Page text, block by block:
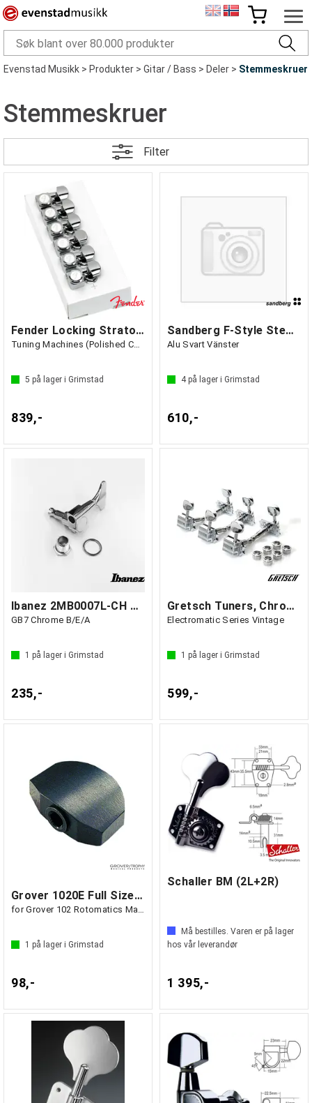
Evenstad Musikk>Produkter>Gitar / Bass>Deler>Stemmeskruer
Stemmeskruer
Filter
Fender Locking Stratocaster/Telecaster
Tuning Machines (Polished Chrome) (6)
5 på lager i Grimstad
839,-
Sandberg F-Style Stemmeskrue
Alu Svart Vänster
4på lager i Grimstad
610,-
Ibanez 2MB0007L-CH Mekanikk elbass
GB7 Chrome B/E/A
1 på lager i Grimstad
235,-
Gretsch Tuners, Chrome (6)
Electromatic Series Vintage
1 på lager i Grimstad
599,-
Grover 1020E Full Size Button Ebony
for Grover 102 Rotomatics Machine Heads
1 på lager i Grimstad
98,-
Schaller BM (2L+2R)
Må bestilles. Varen er på lager
hos vår leverandør
1 395,-